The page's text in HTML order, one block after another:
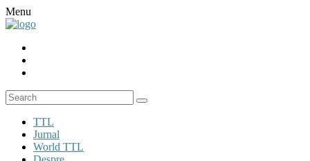
Menu
TTL
Jurnal
World TTL